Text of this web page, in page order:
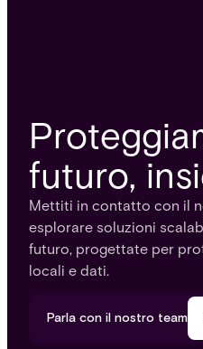
futuro,
Mettiti in contatto con il
esplorare soluzioni
futuro, progettate per
locali e dati.
Parla con il nostro team